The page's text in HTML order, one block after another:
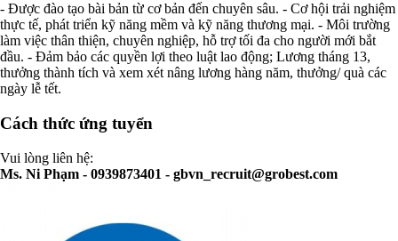
- Được đào tạo bài bản từ cơ bản đến chuyên sâu. - Cơ hội trải nghiệm
thực tế, phát triển kỹ năng mềm và kỹ năng thương mại. - Môi trường
làm việc thân thiện, chuyên nghiệp, hỗ trợ tối đa cho người mới bắt
đầu. - Đảm bảo các quyền lợi theo luật lao động; Lương tháng 13,
thưởng thành tích và xem xét nâng lương hàng năm, thưởng/ quà các
ngày lễ tết.
Cách thức ứng tuyển
Vui lòng liên hệ:
Ms. Ni Phạm - 0939873401 - gbvn_recruit@grobest.com